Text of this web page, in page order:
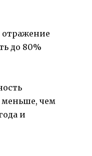
отражение
до 80%
меньше, чем
и